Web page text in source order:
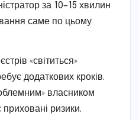
за 10–15 хвилин
саме по цьому
«світиться»
додаткових кроків.
власником
ризики.